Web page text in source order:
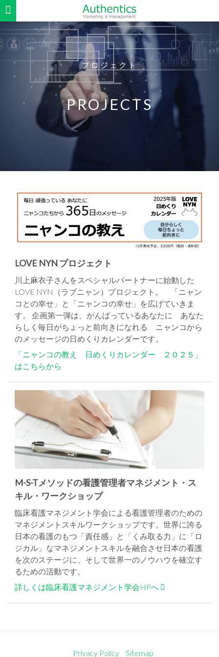
プロジェクト
PROJECTS
LOVE NYN プロジェクト
川上麻衣子さんをスペシャルパートナーに始動した
LOVE NYN（ラブニャン）プロジェクト。 「ニャン
コとの幸せ」と「ニャンコの幸せ」を広げていきま
す。 企画第一弾は、がんばっているあなたに あなた
らしく毎日がちょっと前向きになれる ニャンコから
のメッセージの日めくりカレンダーです。
「ニャンコの教え 日めくりカレンダー ２０２５」
はこちらから
M-S-Tメソッドの看護管理者マネジメント・ス
キル・ワークショップ
臨床看護マネジメント学会による看護管理者のための
マネジメントスキルワークショップです。世界に誇る
日本の看護のもつ「責任感」と「くみ取る力」に「ロ
ジカル」なマネジメントスキルを融合させ日本の看護
を次のステージに、そして世界一のノウハウを確立す
るための活動です。
詳しくは臨床看護マネジメント学会HPへ
Privacy Policy Sitemap